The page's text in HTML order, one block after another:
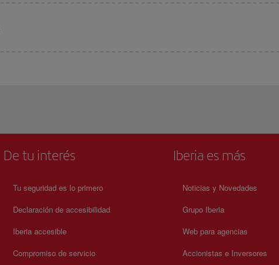
De tu interés
Tu seguridad es lo primero
Declaración de accesibilidad
Iberia accesible
Compromiso de servicio
Iberia es más
Noticias y Novedades
Grupo Iberia
Web para agencias
Accionistas e Inversores